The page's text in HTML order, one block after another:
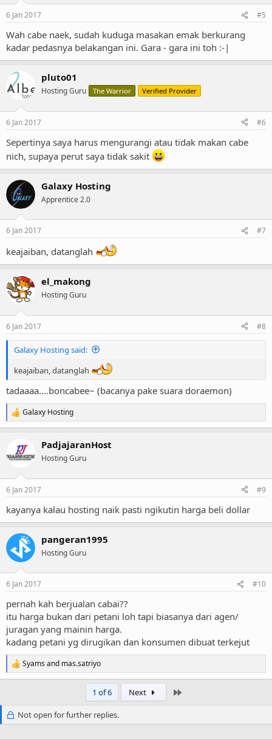
6 Jan 2017 #5
Wah cabe naek, sudah kuduga masakan emak berkurang
kadar pedasnya belakangan ini. Gara - gara ini toh :-|
pluto01
Hosting Guru The Warrior Verified Provider
6 Jan 2017 #6
Sepertinya saya harus mengurangi atau tidak makan cabe
nich, supaya perut saya tidak sakit
Galaxy Hosting
Apprentice 2.0
6 Jan 2017 #7
keajaiban, datanglah
el_makong
Hosting Guru
6 Jan 2017 #8
Galaxy Hosting said:
keajaiban, datanglah
tadaaaa....boncabee~ (bacanya pake suara doraemon)
R
e
t
s
Galaxy Hosting
PadjajaranHost
Hosting Guru
6 Jan 2017 #9
kayanya kalau hosting naik pasti ngikutin harga beli dollar
pangeran1995
Hosting Guru
6 Jan 2017 #10
pernah kah berjualan cabai??
itu harga bukan dari petani loh tapi biasanya dari agen/
juragan yang mainin harga.
kadang petani yg dirugikan dan konsumen dibuat terkejut
R
e
i
o
Syamsand mas.satriyo
1 of 6 Next
Not open for further replies.